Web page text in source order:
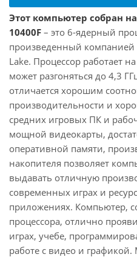
Этот компьютер собран
10400F – это 6-ядерный
произведенный компанией
Lake. Процессор работает
может разгоняться до 4,3
отличается хорошим
производительности и
средних игровых ПК и
мощной видеокарты,
оперативной памяти,
накопителя позволяет
выдавать отличную
современных играх и
приложениях. Компьютер,
процессора, отлично
играх, учебе,
работе с видео и